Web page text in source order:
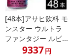
[48本]アサヒ飲料 モ
ンスター ウルトラ
ファンタジー ルビ...
9337円